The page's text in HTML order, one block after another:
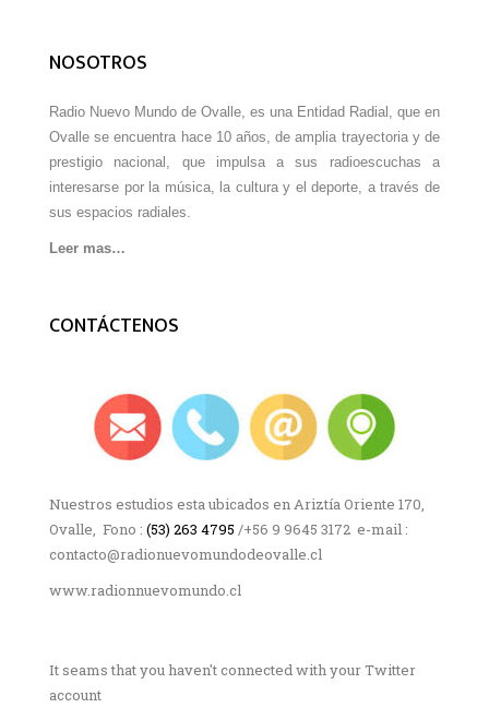
NOSOTROS
Radio Nuevo Mundo de Ovalle, es una Entidad Radial, que en
Ovalle se encuentra hace 10 años, de amplia trayectoria y de
prestigio nacional, que impulsa a sus radioescuchas a
interesarse por la música, la cultura y el deporte, a través de
sus espacios radiales.
Leer mas…
CONTÁCTENOS
Nuestros estudios esta ubicados en Ariztía Oriente 170,
Ovalle, Fono : (53) 263 4795 /+56 9 9645 3172 e-mail :
contacto@radionuevomundodeovalle.cl
www.radionnuevomundo.cl
It seams that you haven't connected with your Twitter
account